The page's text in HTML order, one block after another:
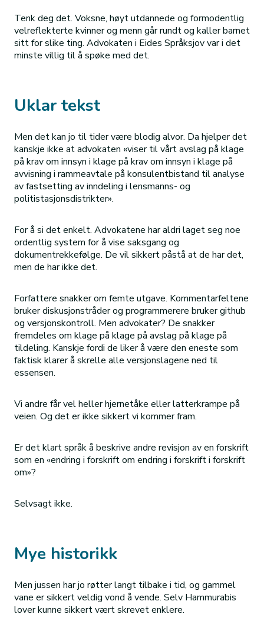
Tenk deg det. Voksne, høyt utdannede og formodentlig
velreflekterte kvinner og menn går rundt og kaller barnet
sitt for slike ting. Advokaten i Eides Språksjov var i det
minste villig til å spøke med det.
Uklar tekst
Men det kan jo til tider være blodig alvor. Da hjelper det
kanskje ikke at advokaten «viser til vårt avslag på klage
på krav om innsyn i klage på krav om innsyn i klage på
avvisning i rammeavtale på konsulentbistand til analyse
av fastsetting av inndeling i lensmanns- og
politistasjonsdistrikter».
For å si det enkelt. Advokatene har aldri laget seg noe
ordentlig system for å vise saksgang og
dokumentrekkefølge. De vil sikkert påstå at de har det,
men de har ikke det.
Forfattere snakker om femte utgave. Kommentarfeltene
bruker diskusjonstråder og programmerere bruker github
og versjonskontroll. Men advokater? De snakker
fremdeles om klage på klage på avslag på klage på
tildeling. Kanskje fordi de liker å være den eneste som
faktisk klarer å skrelle alle versjonslagene ned til
essensen.
Vi andre får vel heller hjernetåke eller latterkrampe på
veien. Og det er ikke sikkert vi kommer fram.
Er det klart språk å beskrive andre revisjon av en forskrift
som en «endring i forskrift om endring i forskrift i forskrift
om»?
Selvsagt ikke.
Mye historikk
Men jussen har jo røtter langt tilbake i tid, og gammel
vane er sikkert veldig vond å vende. Selv Hammurabis
lover kunne sikkert vært skrevet enklere.